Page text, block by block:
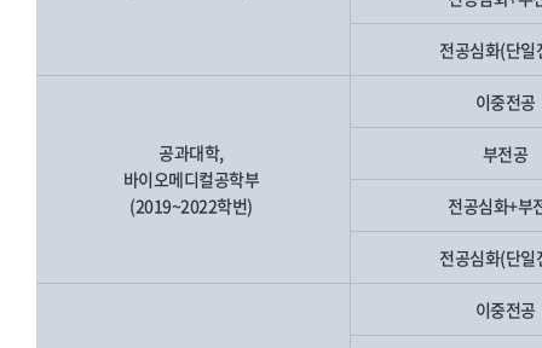
전공심화(단
공과대학,
바이오메디컬공학부
(2019~2022학번)
이중전공
부전공
전공심화+부
전공심화(단
이중전공